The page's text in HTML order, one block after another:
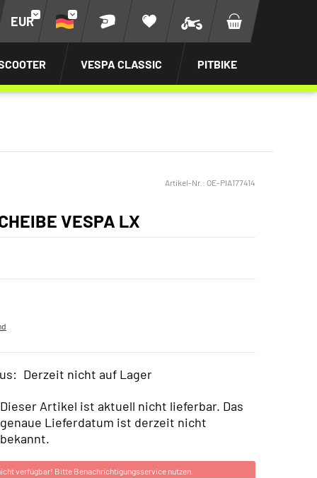
EUR
VESPA CLASSIC PITBIKE
Artikel-Nr.: OE-PIA177414
VESPA LX
Derzeit nicht auf Lager
Dieser Artikel ist aktuell nicht lieferbar. Das
genaue Lieferdatum ist derzeit nicht
bekannt.
verfügbar! Bitte Benachrichtigungsservice nutzen.